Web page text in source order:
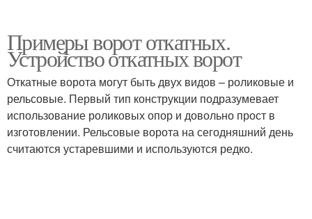
Примеры ворот откатных.
Устройство откатных ворот
Откатные ворота могут быть двух видов – роликовые и
рельсовые. Первый тип конструкции подразумевает
использование роликовых опор и довольно прост в
изготовлении. Рельсовые ворота на сегодняшний день
считаются устаревшими и используются редко.